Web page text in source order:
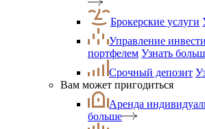
Брокерские услуги
Управление
портфелем Узнать
Срочный депозит
Вам может пригодиться
Аренда
больше